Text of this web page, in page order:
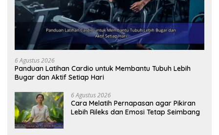
6 Agustus 2026
Panduan Latihan Cardio untuk Membantu Tubuh Lebih
Bugar dan Aktif Setiap Hari
6 Agustus 2026
Cara Melatih Pernapasan agar Pikiran
Lebih Rileks dan Emosi Tetap Seimbang